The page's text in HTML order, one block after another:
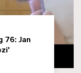
76: Jan